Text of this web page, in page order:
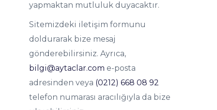
yapmaktan mutluluk duyacaktır.
Sitemizdeki iletişim formunu
doldurarak bize mesaj
gönderebilirsiniz. Ayrıca,
bilgi@aytaclar.com e-posta
adresinden veya (0212) 668 08 92
telefon numarası aracılığıyla da bize